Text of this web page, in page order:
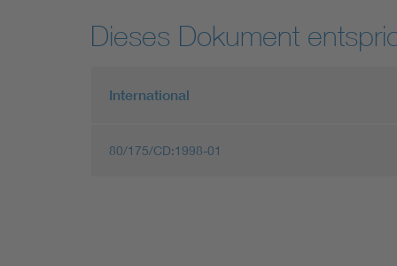
Dieses Dokument
International
80/175/CD:1998-01